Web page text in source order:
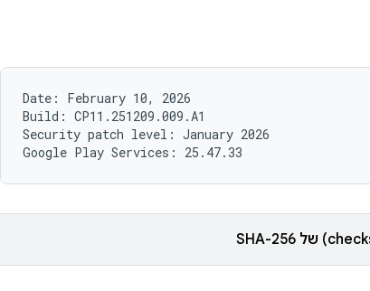
Date: February 10, 2026
Build: CP11.251209.009.A1
Security patch level: January 2026